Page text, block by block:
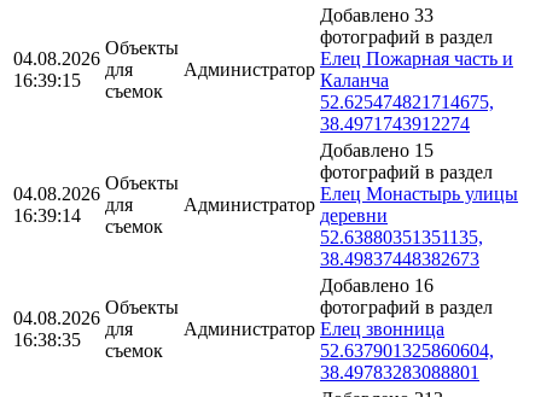
04.08.2026
16:39:15
Объекты
для
съемок
Администратор
Добавлено 33
фотографий в раздел
Елец Пожарная часть и
Каланча
52.625474821714675,
38.4971743912274
04.08.2026
16:39:14
Объекты
для
съемок
Администратор
Добавлено 15
фотографий в раздел
Елец Монастырь улицы
деревни
52.63880351351135,
38.49837448382673
04.08.2026
16:38:35
Объекты
для
съемок
Администратор
Добавлено 16
фотографий в раздел
Елец звонница
52.637901325860604,
38.49783283088801